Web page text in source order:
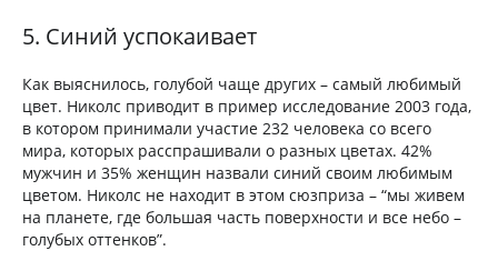
5. Синий успокаивает
Как выяснилось, голубой чаще других – самый любимый
цвет. Николс приводит в пример исследование 2003 года,
в котором принимали участие 232 человека со всего
мира, которых расспрашивали о разных цветах. 42%
мужчин и 35% женщин назвали синий своим любимым
цветом. Николс не находит в этом сюзприза – “мы живем
на планете, где большая часть поверхности и все небо –
голубых оттенков”.